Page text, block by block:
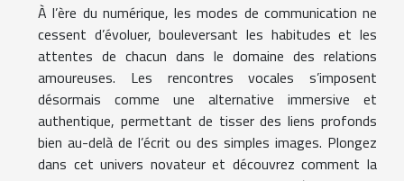
À l’ère du numérique, les modes de communication ne
cessent d’évoluer, bouleversant les habitudes et les
attentes de chacun dans le domaine des relations
amoureuses. Les rencontres vocales s’imposent
désormais comme une alternative immersive et
authentique, permettant de tisser des liens profonds
bien au-delà de l’écrit ou des simples images. Plongez
dans cet univers novateur et découvrez comment la